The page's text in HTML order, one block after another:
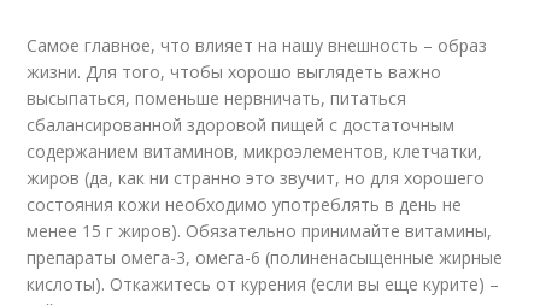
Самое главное, что влияет на нашу внешность – образ
жизни. Для того, чтобы хорошо выглядеть важно
высыпаться, поменьше нервничать, питаться
сбалансированной здоровой пищей с достаточным
содержанием витаминов, микроэлементов, клетчатки,
жиров (да, как ни странно это звучит, но для хорошего
состояния кожи необходимо употреблять в день не
менее 15 г жиров). Обязательно принимайте витамины,
препараты омега-3, омега-6 (полиненасыщенные жирные
кислоты). Откажитесь от курения (если вы еще курите) –